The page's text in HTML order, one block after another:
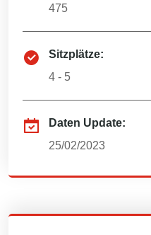
475
Sitzplätze:
4 - 5
Daten Update:
25/02/2023